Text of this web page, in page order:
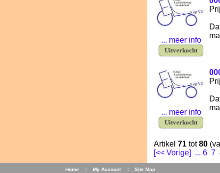
... meer info
Uitverkocht
... meer info
Uitverkocht
Artikel 71tot80
[<< Vorige]
... 6 7
Home :: My Account :: Site Map